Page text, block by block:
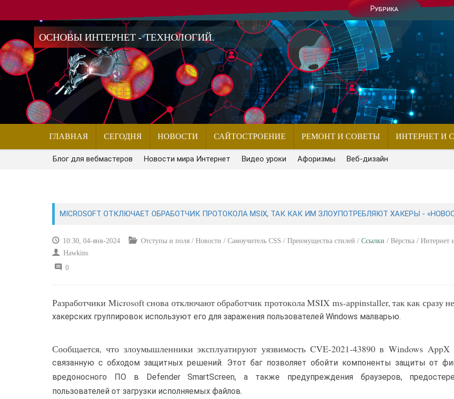
Рубрика
ОСНОВЫ ИНТЕРНЕТ - ТЕХНОЛОГИЙ.
ГЛАВНАЯ СЕГОДНЯ НОВОСТИ САЙТОСТРОЕНИЕ РЕМОНТ И СОВЕТЫ ИНТЕРНЕТ И
Блог для вебмастеров Новости мира Интернет Видео уроки Афоризмы Веб-дизайн
MICROSOFT ОТКЛЮЧАЕТ ОБРАБОТЧИК ПРОТОКОЛА MSIX, ТАК КАК ИМ ЗЛОУПОТРЕБЛЯЮТ ХАКЕРЫ -
10:30, 04-янв-2024 Отступы и поля / Новости / Самоучитель CSS / Преимущества стилей /Ссылки / Вёрстка / Интернет
Hawkins
0
Разработчики Microsoft снова отключают обработчик протокола MSIX ms-appinstaller, так как сразу
хакерских группировок используют его для заражения пользователей Windows малварью.
Сообщается, что злоумышленники эксплуатируют уязвимость CVE-2021-43890 в Windows AppX
связанную с обходом защитных решений. Этот баг позволяет обойти компоненты защиты от
вредоносного ПО в Defender SmartScreen, а также предупреждения браузеров,
пользователей от загрузки исполняемых файлов.